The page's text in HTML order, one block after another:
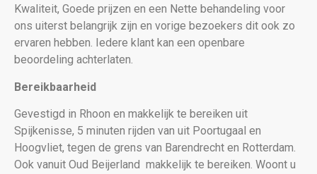
Kwaliteit, Goede prijzen en een Nette behandeling voor
ons uiterst belangrijk zijn en vorige bezoekers dit ook zo
ervaren hebben. Iedere klant kan een openbare
beoordeling achterlaten.
Bereikbaarheid
Gevestigd in Rhoon en makkelijk te bereiken uit
Spijkenisse, 5 minuten rijden van uit Poortugaal en
Hoogvliet, tegen de grens van Barendrecht en Rotterdam.
Ook vanuit Oud Beijerland makkelijk te bereiken. Woont u